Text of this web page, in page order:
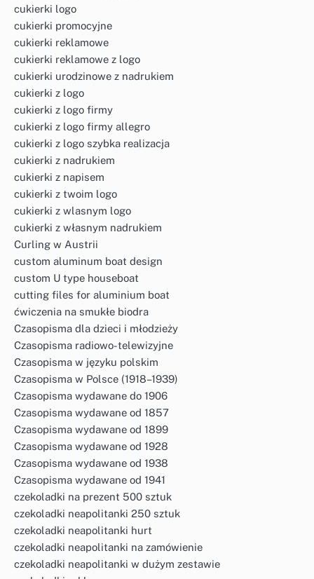
cukierki logo
cukierki promocyjne
cukierki reklamowe
cukierki reklamowe z logo
cukierki urodzinowe z nadrukiem
cukierki z logo
cukierki z logo firmy
cukierki z logo firmy allegro
cukierki z logo szybka realizacja
cukierki z nadrukiem
cukierki z napisem
cukierki z twoim logo
cukierki z wlasnym logo
cukierki z własnym nadrukiem
Curling w Austrii
custom aluminum boat design
custom U type houseboat
cutting files for aluminium boat
ćwiczenia na smukłe biodra
Czasopisma dla dzieci i młodzieży
Czasopisma radiowo-telewizyjne
Czasopisma w języku polskim
Czasopisma w Polsce (1918–1939)
Czasopisma wydawane do 1906
Czasopisma wydawane od 1857
Czasopisma wydawane od 1899
Czasopisma wydawane od 1928
Czasopisma wydawane od 1938
Czasopisma wydawane od 1941
czekoladki na prezent 500 sztuk
czekoladki neapolitanki 250 sztuk
czekoladki neapolitanki hurt
czekoladki neapolitanki na zamówienie
czekoladki neapolitanki w dużym zestawie